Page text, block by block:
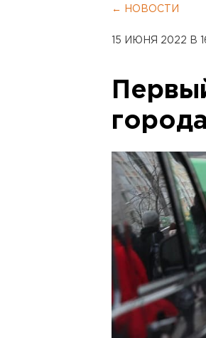
← НОВОСТИ
15 ИЮНЯ 2022 В